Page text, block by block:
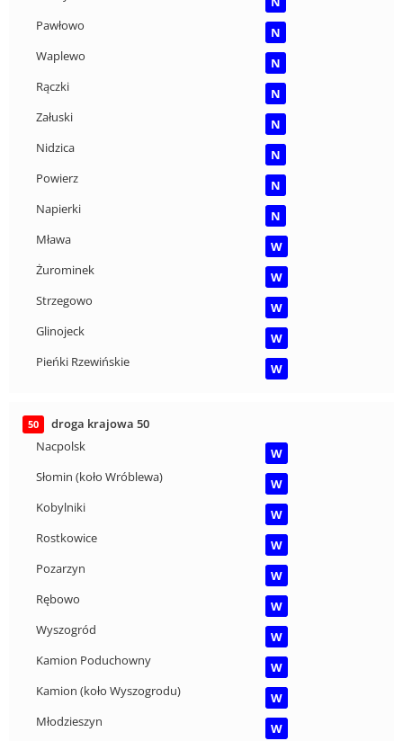
Pawłowo
N
Waplewo
N
Rączki
N
Załuski
N
Nidzica
N
Powierz
N
Napierki
N
Mława
W
Żurominek
W
Strzegowo
W
Glinojeck
W
Pieńki Rzewińskie
W
50
droga krajowa 50
Nacpolsk
W
Słomin (koło Wróblewa)
W
Kobylniki
W
Rostkowice
W
Pozarzyn
W
Rębowo
W
Wyszogród
W
Kamion Poduchowny
W
Kamion (koło Wyszogrodu)
W
Młodzieszyn
W